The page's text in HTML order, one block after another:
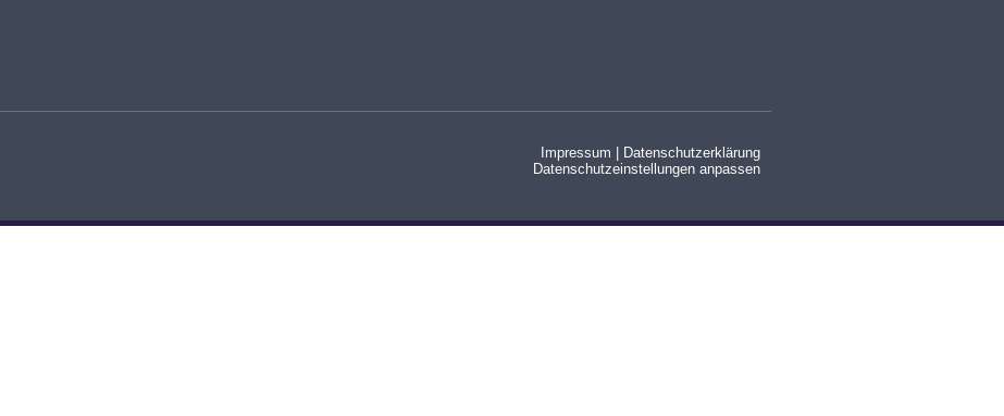
Impressum | Datenschutzerklärung
Datenschutzeinstellungen anpassen